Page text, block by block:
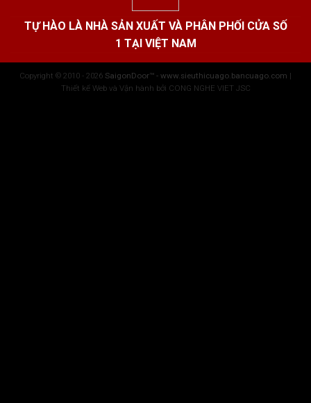
TỰ HÀO LÀ NHÀ SẢN XUẤT VÀ PHÂN PHỐI CỬA SỐ
1 TẠI VIỆT NAM
Copyright © 2010 - 2026 SaigonDoor™ - www.sieuthicuago.bancuago.com |
Thiết kế Web và Vận hành bởi CONG NGHE VIET JSC